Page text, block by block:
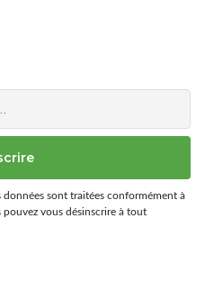
sont traitées conformément à
vous désinscrire à tout